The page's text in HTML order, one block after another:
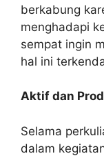
berkabung
menghadapi
sempat ingin
hal ini
Aktif dan
Selama
dalam